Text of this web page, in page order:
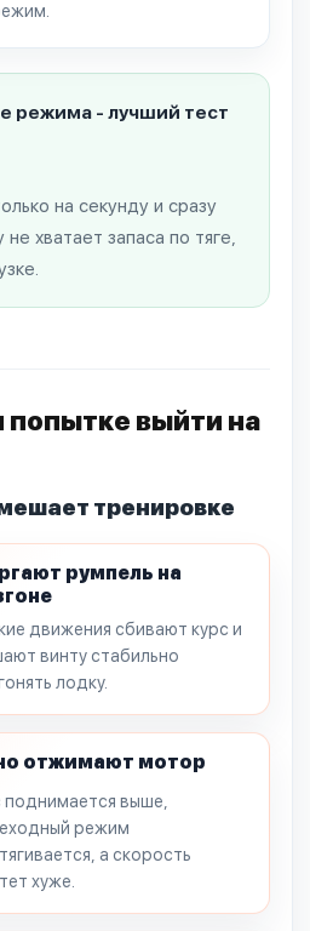
режима - лучший тест
на секунду и сразу
хватает запаса по тяге,
выйти на
тренировке
румпель на
движения сбивают курс и
винту стабильно
лодку.
отжимают мотор
поднимается выше,
режим
а скорость
хуже.